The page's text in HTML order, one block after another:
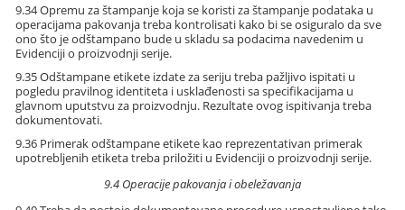
9.34 Opremu za štampanje koja se koristi za štampanje podataka u
operacijama pakovanja treba kontrolisati kako bi se osiguralo da sve
ono što je odštampano bude u skladu sa podacima navedenim u
Evidenciji o proizvodnji serije.
9.35 Odštampane etikete izdate za seriju treba pažljivo ispitati u
pogledu pravilnog identiteta i usklađenosti sa specifikacijama u
glavnom uputstvu za proizvodnju. Rezultate ovog ispitivanja treba
dokumentovati.
9.36 Primerak odštampane etikete kao reprezentativan primerak
upotrebljenih etiketa treba priložiti u Evidenciji o proizvodnji serije.
9.4 Operacije pakovanja i obeležavanja